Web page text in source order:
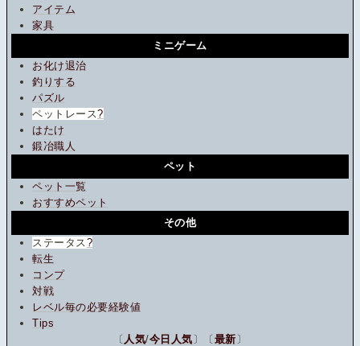
アイテム
家具
ミニゲーム
お化け退治
釣りする
パズル
ペットレース?
はたけ
鍛冶職人
ペット
ペット一覧
おすすめペット
その他
ステータス ?
転生
コンプ
対戦
レベル毎の必要経験値
Tips
〔 人気/今日人気 〕〔 最新 〕